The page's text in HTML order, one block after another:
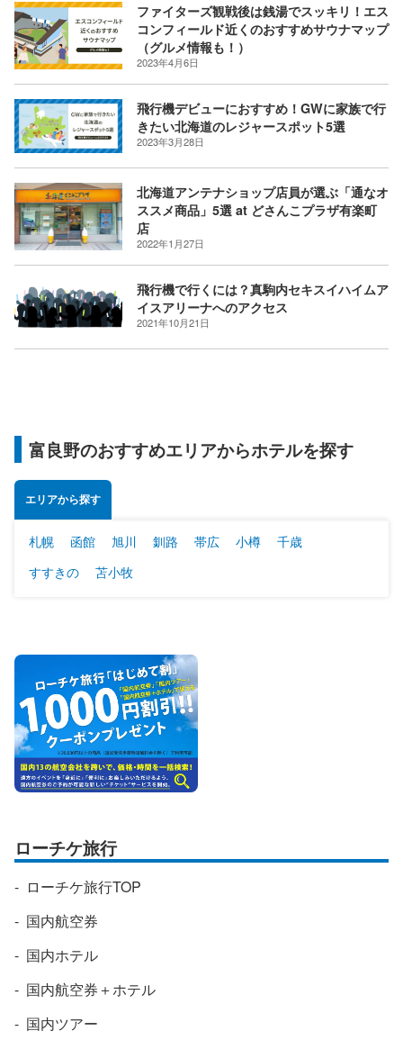
ファイターズ観戦後は銭湯でスッキリ！エス
コンフィールド近くのおすすめサウナマップ
（グルメ情報も！）
2023年4月6日
飛行機デビューにおすすめ！GWに家族で行
きたい北海道のレジャースポット5選
2023年3月28日
北海道アンテナショップ店員が選ぶ「通なオ
ススメ商品」5選 at どさんこプラザ有楽町
店
2022年1月27日
飛行機で行くには？真駒内セキスイハイムア
イスアリーナへのアクセス
2021年10月21日
富良野のおすすめエリアからホテルを探す
エリアから探す
札幌 函館 旭川 釧路 帯広 小樽 千歳
すすきの 苫小牧
ローチケ旅行
ローチケ旅行TOP
国内航空券
国内ホテル
国内航空券＋ホテル
国内ツアー